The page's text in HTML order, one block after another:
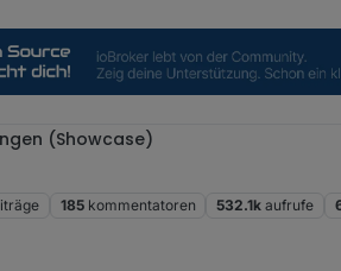
(Showcase)
185 kommentatoren 532.1k aufrufe